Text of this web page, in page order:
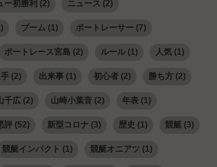
ー初勝利 (2) ニュース (2)
ブーム(1) ボートレーサー (7)
ボートレース宮島 (2) ルール(1) 人気(1)
(2) 出来事(1) 初心者(2) 勝ち方(2)
千広(2) 山崎小葉音(2) 年表(1)
評(52) 新型コロナ(3) 歴史 (1) 競艇 (3)
競艇インパクト (1) 競艇オニアツ (1)